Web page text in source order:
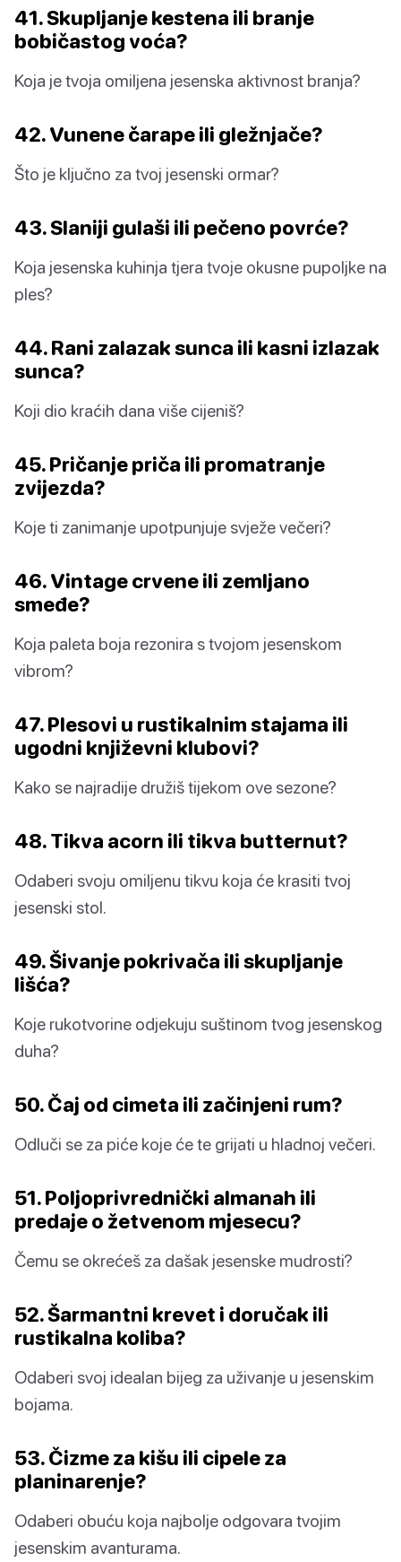
41. Skupljanje kestena ili branje
bobičastog voća?
Koja je tvoja omiljena jesenska aktivnost branja?
42. Vunene čarape ili gležnjače?
Što je ključno za tvoj jesenski ormar?
43. Slaniji gulaši ili pečeno povrće?
Koja jesenska kuhinja tjera tvoje okusne pupoljke na
ples?
44. Rani zalazak sunca ili kasni izlazak
sunca?
Koji dio kraćih dana više cijeniš?
45. Pričanje priča ili promatranje
zvijezda?
Koje ti zanimanje upotpunjuje svježe večeri?
46. Vintage crvene ili zemljano
smeđe?
Koja paleta boja rezonira s tvojom jesenskom
vibrom?
47. Plesovi u rustikalnim stajama ili
ugodni književni klubovi?
Kako se najradije družiš tijekom ove sezone?
48. Tikva acorn ili tikva butternut?
Odaberi svoju omiljenu tikvu koja će krasiti tvoj
jesenski stol.
49. Šivanje pokrivača ili skupljanje
lišća?
Koje rukotvorine odjekuju suštinom tvog jesenskog
duha?
50. Čaj od cimeta ili začinjeni rum?
Odluči se za piće koje će te grijati u hladnoj večeri.
51. Poljoprivrednički almanah ili
predaje o žetvenom mjesecu?
Čemu se okrećeš za dašak jesenske mudrosti?
52. Šarmantni krevet i doručak ili
rustikalna koliba?
Odaberi svoj idealan bijeg za uživanje u jesenskim
bojama.
53. Čizme za kišu ili cipele za
planinarenje?
Odaberi obuću koja najbolje odgovara tvojim
jesenskim avanturama.